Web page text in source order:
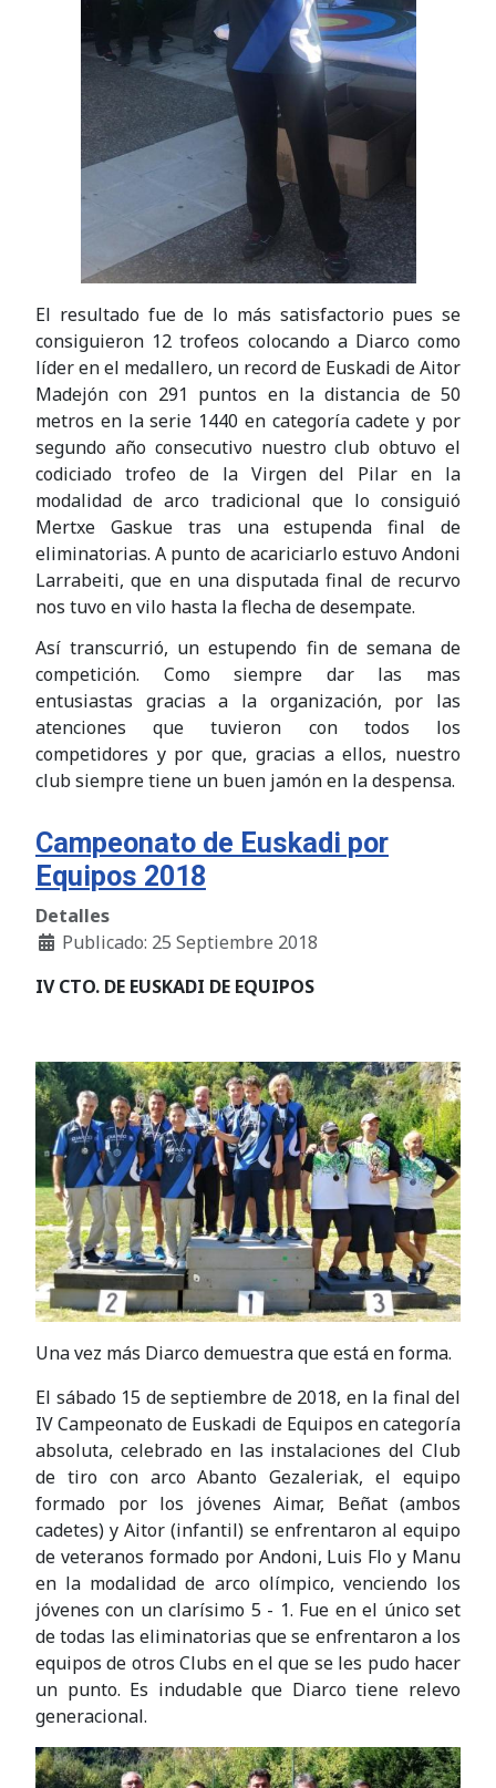
El resultado fue de lo más satisfactorio pues se
consiguieron 12 trofeos colocando a Diarco como
líder en el medallero, un record de Euskadi de Aitor
Madejón con 291 puntos en la distancia de 50
metros en la serie 1440 en categoría cadete y por
segundo año consecutivo nuestro club obtuvo el
codiciado trofeo de la Virgen del Pilar en la
modalidad de arco tradicional que lo consiguió
Mertxe Gaskue tras una estupenda final de
eliminatorias. A punto de acariciarlo estuvo Andoni
Larrabeiti, que en una disputada final de recurvo
nos tuvo en vilo hasta la flecha de desempate.
Así transcurrió, un estupendo fin de semana de
competición. Como siempre dar las mas
entusiastas gracias a la organización, por las
atenciones que tuvieron con todos los
competidores y por que, gracias a ellos, nuestro
club siempre tiene un buen jamón en la despensa.
Campeonato de Euskadi por
Equipos 2018
Detalles
Publicado: 25 Septiembre 2018
IV CTO. DE EUSKADI DE EQUIPOS
Una vez más Diarco demuestra que está en forma.
El sábado 15 de septiembre de 2018, en la final del
IV Campeonato de Euskadi de Equipos en categoría
absoluta, celebrado en las instalaciones del Club
de tiro con arco Abanto Gezaleriak, el equipo
formado por los jóvenes Aimar, Beñat (ambos
cadetes) y Aitor (infantil) se enfrentaron al equipo
de veteranos formado por Andoni, Luis Flo y Manu
en la modalidad de arco olímpico, venciendo los
jóvenes con un clarísimo 5 - 1. Fue en el único set
de todas las eliminatorias que se enfrentaron a los
equipos de otros Clubs en el que se les pudo hacer
un punto. Es indudable que Diarco tiene relevo
generacional.